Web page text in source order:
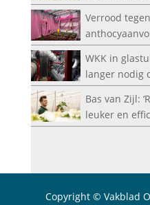
Verrood
WKK in
langer nodig
Bas van Zijl:
leuker en
Copyright © Vakblad